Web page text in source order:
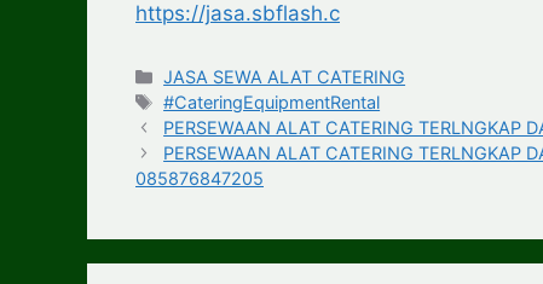
https://jasa.sbflash.c
Categories
JASA SEWA ALAT CATERING
Tags
#CateringEquipmentRental
PERSEWAAN ALAT CATERING TERLNGKAP
PERSEWAAN ALAT CATERING TERLNGKAP
085876847205